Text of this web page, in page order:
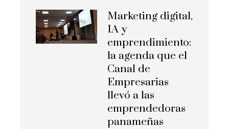
Marketing digital,
IA y
emprendimiento:
la agenda que el
Canal de
Empresarias
llevó a las
emprendedoras
panameñas